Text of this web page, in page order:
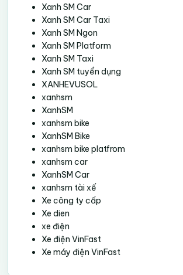
Xanh SM Car
Xanh SM Car Taxi
Xanh SM Ngon
Xanh SM Platform
Xanh SM Taxi
Xanh SM tuyển dụng
XANHEVUSOL
xanhsm
XanhSM
xanhsm bike
XanhSM Bike
xanhsm bike platfrom
xanhsm car
XanhSM Car
xanhsm tài xế
Xe công ty cấp
Xe dien
xe điện
Xe điện VinFast
Xe máy điện VinFast